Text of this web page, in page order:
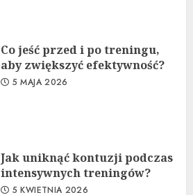
Co jeść przed i po treningu,
aby zwiększyć efektywność?
5 MAJA 2026
Jak uniknąć kontuzji podczas
intensywnych treningów?
5 KWIETNIA 2026